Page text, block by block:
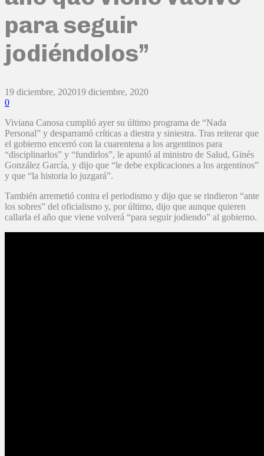
para seguir
jodiéndolos”
19 diciembre, 202019 diciembre, 2020
0
Viviana Canosa cumplió ayer su último programa de “Nada
Personal” y desparramó críticas a diestra y siniestra. Tras reiterar que
el gobierno encerró con la cuarentena a los argentinos para
“disciplinarlos” y “fundirlos”, le apuntó al ministro de Salud, Ginés
González García, y dijo que “le debe explicaciones a los argentinos”
y que “la historia lo juzgará”.
También arremetió contra el periodismo y dijo que se rindieron “ante
los sobres” del oficialismo y, por último, dijo que aunque quieren
callarla el año que viene volverá “para seguir jodiendo” al gobierno.